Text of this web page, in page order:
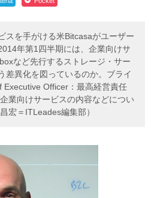
スを手がける米Bitcasaがユーザー
年第1四半期には、企業向けサ
など先行するストレージ・サー
差異化を図っているのか。ブライ
Executive Officer：最高経営責任
業向けサービスの内容などについ
宏＝ITLeades編集部）